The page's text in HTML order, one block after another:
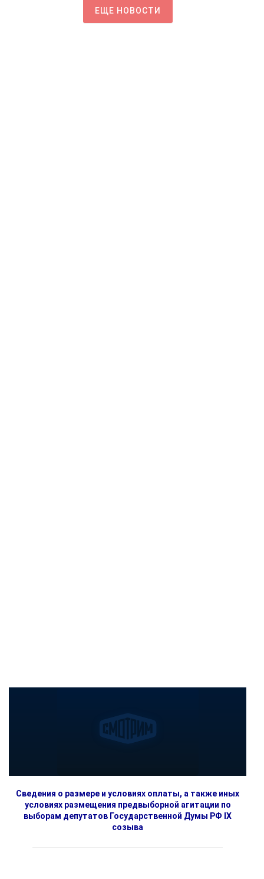
ЕЩЕ НОВОСТИ
Сведения о размере и условиях оплаты, а также иных
условиях размещения предвыборной агитации по
выборам депутатов Государственной Думы РФ IX
созыва